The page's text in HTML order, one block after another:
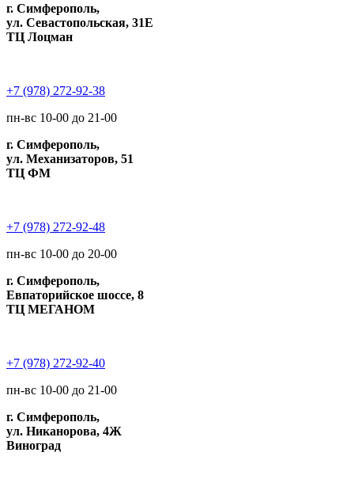
г. Симферополь,
ул. Севастопольская, 31Е
ТЦ Лоцман
+7 (978) 272-92-38
пн-вс 10-00 до 21-00
г. Симферополь,
ул. Механизаторов, 51
ТЦ ФМ
+7 (978) 272-92-48
пн-вс 10-00 до 20-00
г. Симферополь,
Евпаторийское шоссе, 8
ТЦ МЕГАНОМ
+7 (978) 272-92-40
пн-вс 10-00 до 21-00
г. Симферополь,
ул. Никанорова, 4Ж
Виноград